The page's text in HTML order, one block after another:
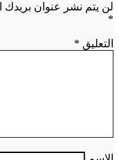
لن يتم نشر عنوان بريدك
*
التعليق *